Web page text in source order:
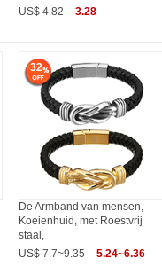
US$ 4.82
3.28
32
De Armband van mensen,
Koeienhuid, met Roestvrij
staal,
US$ 7.7~9.35
5.24~6.36